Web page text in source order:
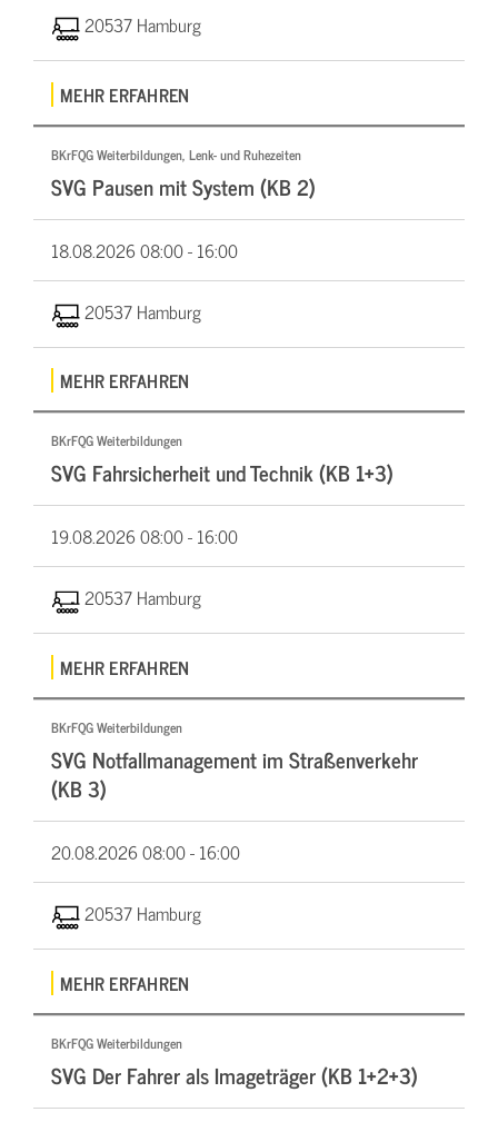
20537 Hamburg
MEHR ERFAHREN
BKrFQG Weiterbildungen, Lenk- und Ruhezeiten
SVG Pausen mit System (KB 2)
18.08.202608:00 - 16:00
20537 Hamburg
MEHR ERFAHREN
BKrFQG Weiterbildungen
SVG Fahrsicherheit und Technik (KB 1+3)
19.08.202608:00 - 16:00
20537 Hamburg
MEHR ERFAHREN
BKrFQG Weiterbildungen
SVG Notfallmanagement im Straßenverkehr
(KB 3)
20.08.202608:00 - 16:00
20537 Hamburg
MEHR ERFAHREN
BKrFQG Weiterbildungen
SVG Der Fahrer als Imageträger (KB 1+2+3)